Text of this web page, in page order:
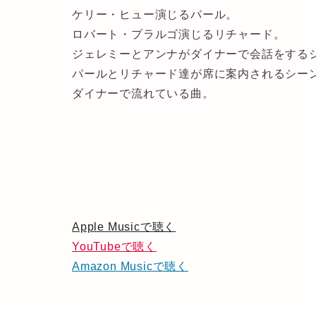
ケリー・ヒュー演じるパール。
ロバート・プラルゴ演じるリチャード。
ジェレミーとアンナがダイナーで会話をする
パールとリチャード達が席に案内されるシー
ダイナーで流れている曲。
Apple Musicで聴く
YouTubeで聴く
Amazon Musicで聴く